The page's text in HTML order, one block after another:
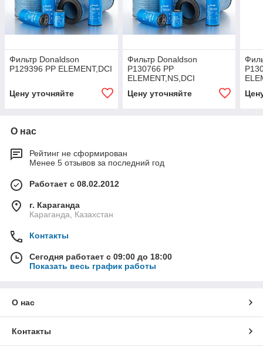
Фильтр Donaldson
P129396 PP ELEMENT,DCI
Цену уточняйте
Фильтр Donaldson
P130766 PP
ELEMENT,NS,DCI
Цену уточняйте
О нас
Рейтинг не сформирован
Менее 5 отзывов за последний год
Работает с 08.02.2012
г. Караганда
Караганда, Казахстан
Контакты
Сегодня работает с 09:00 до 18:00
Показать весь график работы
О нас
Контакты